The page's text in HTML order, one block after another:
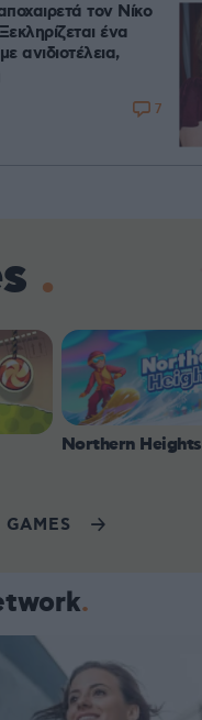
τον Νίκο
ένα
ανιδιοτέλεια,
7
Northern Heights